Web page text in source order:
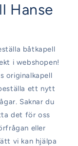
Hanse
båtkapell
i webshopen!
originalkapell
ett nytt
Saknar du
det för oss
eller
vi kan hjälpa